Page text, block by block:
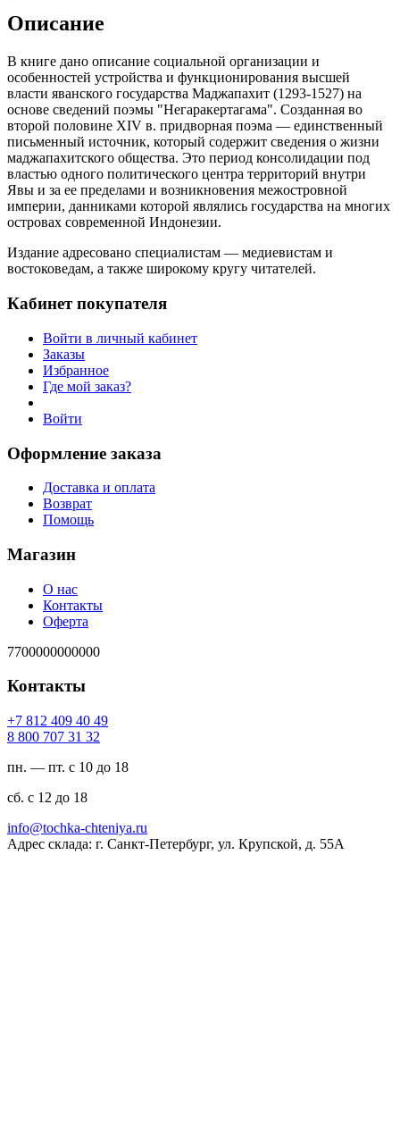
Описание
В книге дано описание социальной организации и
особенностей устройства и функционирования высшей
власти яванского государства Маджапахит (1293-1527) на
основе сведений поэмы "Негаракертагама". Созданная во
второй половине XIV в. придворная поэма — единственный
письменный источник, который содержит сведения о жизни
маджапахитского общества. Это период консолидации под
властью одного политического центра территорий внутри
Явы и за ее пределами и возникновения межостровной
империи, данниками которой являлись государства на многих
островах современной Индонезии.
Издание адресовано специалистам — медиевистам и
востоковедам, а также широкому кругу читателей.
Кабинет покупателя
Войти в личный кабинет
Заказы
Избранное
Где мой заказ?
Войти
Оформление заказа
Доставка и оплата
Возврат
Помощь
Магазин
О нас
Контакты
Оферта
7700000000000
Контакты
94 04 904 218 7+
23 13 707 008 8
пн. — пт. с 10 до 18
сб. с 12 до 18
ur.ayinethc-akhcot@ofni
Адрес склада: г. Санкт-Петербург, ул. Крупской, д. 55А